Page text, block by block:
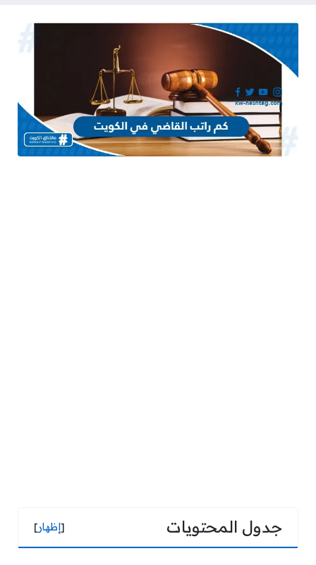
جدول المحتويات [إظهار]